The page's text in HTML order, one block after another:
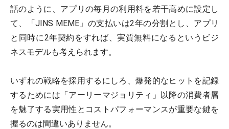
話のように、アプリの毎月の利用料を若干高めに設定し
て、「JINS MEME」の支払いは2年の分割とし、アプリ
と同時に2年契約をすれば、実質無料になるというビジ
ネスモデルも考えられます。
いずれの戦略を採用するにしろ、爆発的なヒットを記録
するためには「アーリーマジョリティ」以降の消費者層
を魅了する実用性とコストパフォーマンスが重要な鍵を
握るのは間違いありません。